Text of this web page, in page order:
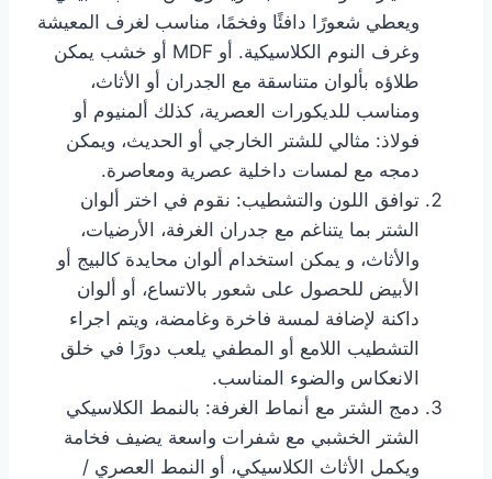
ويعطي شعورًا دافئًا وفخمًا، مناسب لغرف المعيشة
وغرف النوم الكلاسيكية. أو MDF أو خشب يمكن
طلاؤه بألوان متناسقة مع الجدران أو الأثاث،
ومناسب للديكورات العصرية، كذلك ألمنيوم أو
فولاذ: مثالي للشتر الخارجي أو الحديث، ويمكن
دمجه مع لمسات داخلية عصرية ومعاصرة.
توافق اللون والتشطيب: نقوم في اختر ألوان
الشتر بما يتناغم مع جدران الغرفة، الأرضيات،
والأثاث، و يمكن استخدام ألوان محايدة كالبيج أو
الأبيض للحصول على شعور بالاتساع، أو ألوان
داكنة لإضافة لمسة فاخرة وغامضة، ويتم اجراء
التشطيب اللامع أو المطفي يلعب دورًا في خلق
الانعكاس والضوء المناسب.
دمج الشتر مع أنماط الغرفة: بالنمط الكلاسيكي
الشتر الخشبي مع شفرات واسعة يضيف فخامة
ويكمل الأثاث الكلاسيكي، أو النمط العصري /